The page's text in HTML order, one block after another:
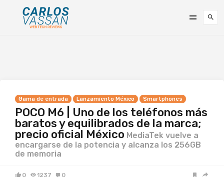
Gama de entrada Lanzamiento México Smartphones
POCO M6 | Uno de los teléfonos más
baratos y equilibrados de la marca;
precio oficial México MediaTek vuelve a
encargarse de la potencia y alcanza los 256GB
de memoria
0 1237 0